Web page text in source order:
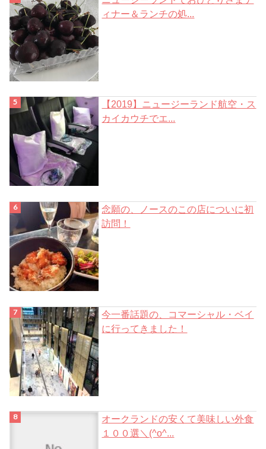
ィナー＆ランチの処...
【2019】ニュージーランド航空・ス
カイカウチでエ...
念願の、ノースのこの店についに初
訪問！
今一番話題の、コマーシャル・ベイ
に行ってきました！
オークランドの安くて美味しい外食
１００選＼(^o^...